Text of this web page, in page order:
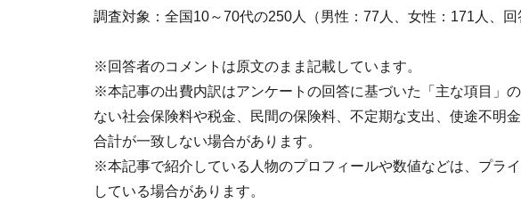
調査対象：全国10～70代の250人（男性：77人、女性：171人、回
※回答者のコメントは原文のまま記載しています。
※本記事の出費内訳はアンケートの回答に基づいた「主な項目」
ない社会保険料や税金、民間の保険料、不定期な支出、使途不明
合計が一致しない場合があります。
※本記事で紹介している人物のプロフィールや数値などは、プラ
している場合があります。